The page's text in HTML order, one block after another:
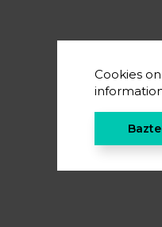
Cookies